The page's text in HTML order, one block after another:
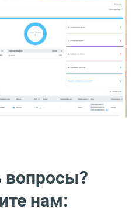
вопросы?
нам: